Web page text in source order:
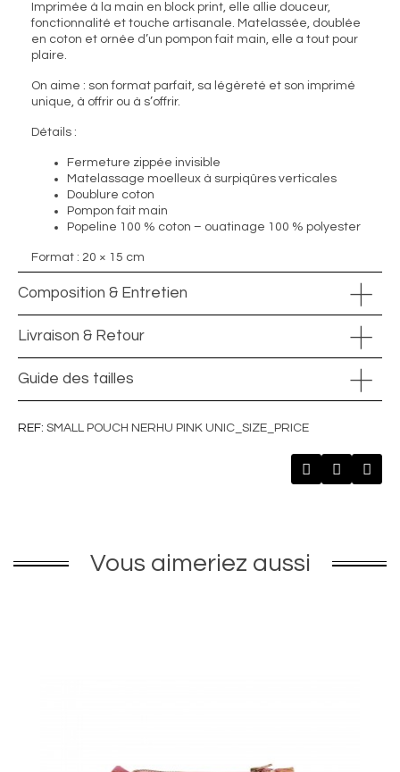
Imprimée à la main en block print, elle allie douceur,
fonctionnalité et touche artisanale. Matelassée, doublée
en coton et ornée d’un pompon fait main, elle a tout pour
plaire.
On aime : son format parfait, sa légèreté et son imprimé
unique, à offrir ou à s’offrir.
Détails :
Fermeture zippée invisible
Matelassage moelleux à surpiqûres verticales
Doublure coton
Pompon fait main
Popeline 100 % coton – ouatinage 100 % polyester
Format : 20 × 15 cm
Composition & Entretien
Livraison & Retour
Guide des tailles
REF SMALL POUCH NERHU PINK UNIC_SIZE_PRICE
Vous aimeriez aussi